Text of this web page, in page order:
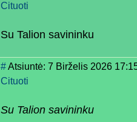
Cituoti
Su Talion savininku
#Atsiuntė: 7 Birželis 2026
Cituoti
Su Talion savininku